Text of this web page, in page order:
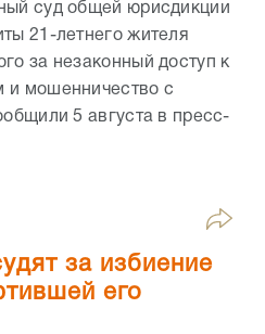
суд общей юрисдикции
21-летнего жителя
за незаконный доступ к
и мошенничество с
5 августа в пресс-
за избиение
его